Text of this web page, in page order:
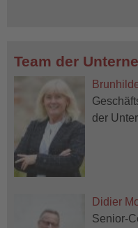
Team der
der
Didier
Senior-